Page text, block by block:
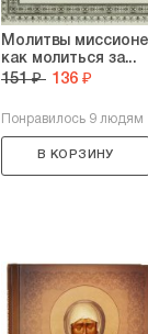
Молитвы
как молиться за...
151 ₽ 136 ₽
Понравилось 9 людям
В КОРЗИНУ